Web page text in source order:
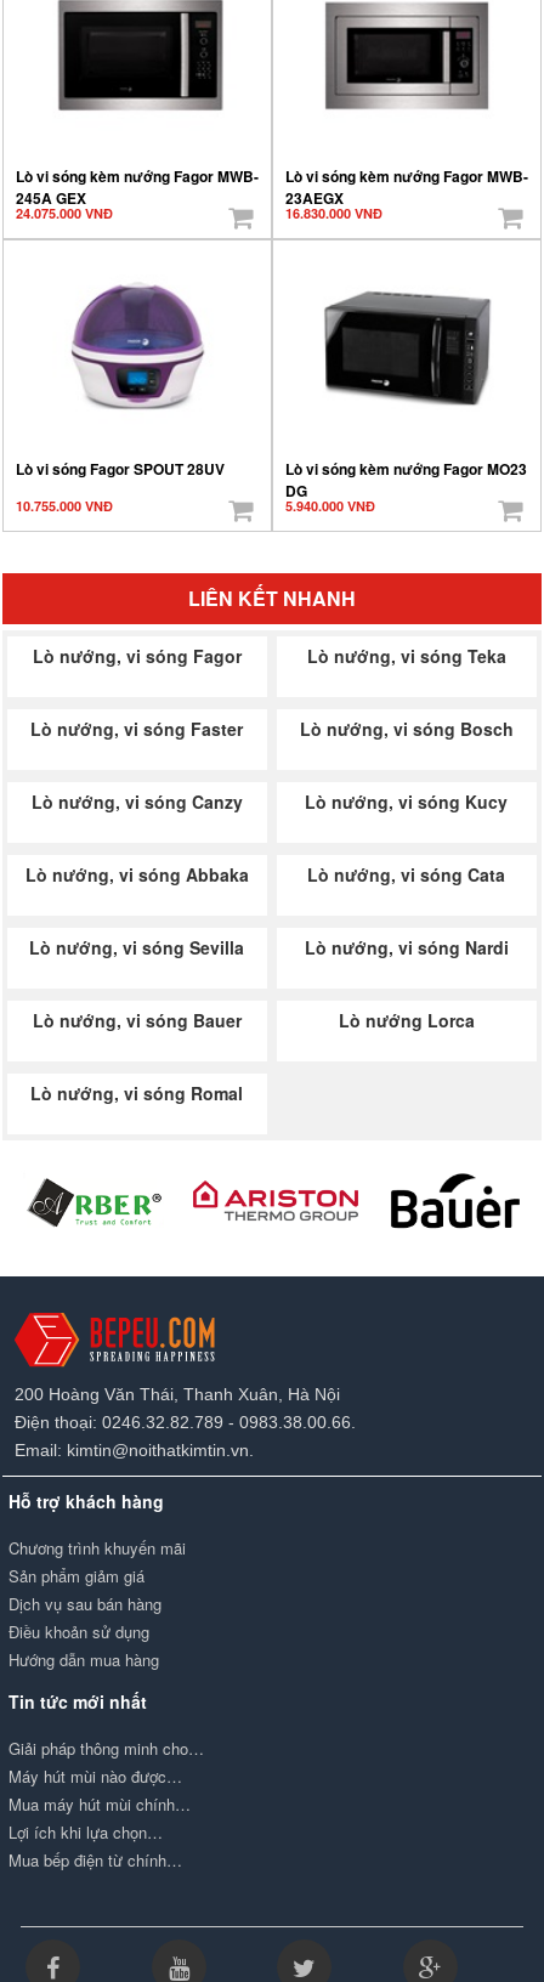
Lò vi sóng kèm nướng Fagor MWB-
245A GEX
24.075.000 VNĐ
Lò vi sóng kèm nướng Fagor MWB-
23AEGX
16.830.000 VNĐ
Lò vi sóng Fagor SPOUT 28UV
10.755.000 VNĐ
Lò vi sóng kèm nướng Fagor MO23
DG
5.940.000 VNĐ
LIÊN KẾT NHANH
Lò nướng, vi sóng Fagor Lò nướng, vi sóng Teka
Lò nướng, vi sóng Faster Lò nướng, vi sóng Bosch
Lò nướng, vi sóng Canzy Lò nướng, vi sóng Kucy
Lò nướng, vi sóng Abbaka Lò nướng, vi sóng Cata
Lò nướng, vi sóng Sevilla Lò nướng, vi sóng Nardi
Lò nướng, vi sóng Bauer Lò nướng Lorca
Lò nướng, vi sóng Romal
200 Hoàng Văn Thái, Thanh Xuân, Hà Nội
Điện thoại: 0246.32.82.789 - 0983.38.00.66.
Email: kimtin@noithatkimtin.vn.
Hỗ trợ khách hàng
Chương trình khuyến mãi
Sản phẩm giảm giá
Dịch vụ sau bán hàng
Điều khoản sử dụng
Hướng dẫn mua hàng
Tin tức mới nhất
Giải pháp thông minh cho…
Máy hút mùi nào được…
Mua máy hút mùi chính…
Lợi ích khi lựa chọn…
Mua bếp điện từ chính…